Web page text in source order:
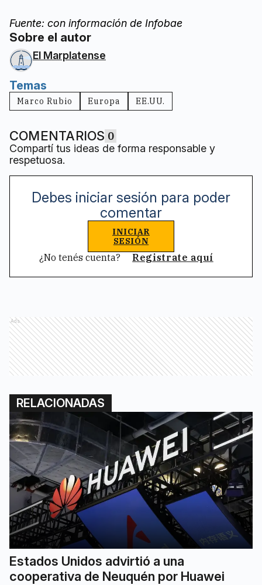
Fuente: con información de Infobae
Sobre el autor
El Marplatense
Temas
Marco Rubio Europa EE.UU.
COMENTARIOS 0
Compartí tus ideas de forma responsable y
respetuosa.
Debes iniciar sesión para poder
comentar
INICIAR
SESIÓN
¿No tenés cuenta? Registrate aquí
Ads
RELACIONADAS
Estados Unidos advirtió a una
cooperativa de Neuquén por Huawei